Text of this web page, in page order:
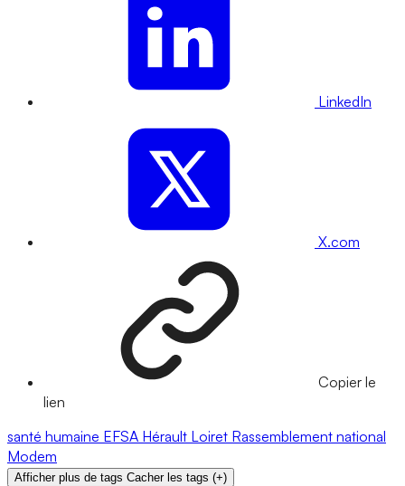
LinkedIn
X.com
Copier le
lien
santé humaine EFSA Hérault Loiret Rassemblement national
Modem
Afficher plus de tags Cacher les tags (+)